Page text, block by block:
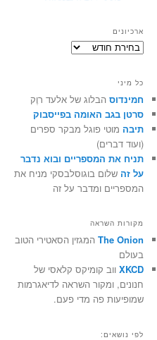
ארכיונים
ארכיונים
כל מיני
חמינדוס הבלוג של אלעד רוֶק
סרטן בגב האומה בפייסבוק
תיבה מוטי פוגל מבקר ספרים
(ועוד דברים)
תניח את המספריים ובוא נדבר
על זה שלום בוגוסלבסקי מניח את
המספריים ומדבר על זה
מקורות השראה
The Onion המגזין הסאטירי הטוב
בעולם
XKCD ווב קומיקס קלאסי של
חנונים, ומקור השראה לדיאגרמות
שמופיעות פה מדי פעם.
לפי נושאים: